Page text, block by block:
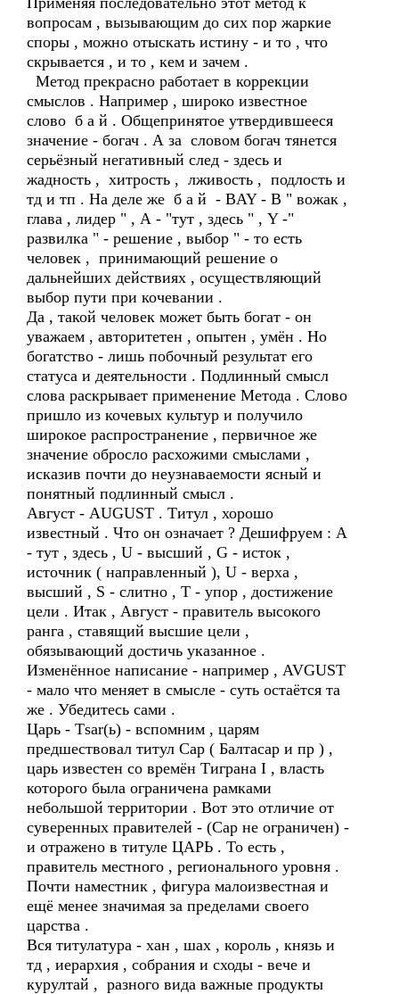
вопросам , вызывающим до сих пор жаркие
споры , можно отыскать истину - и то , что
скрывается , и то , кем и зачем .
Метод прекрасно работает в коррекции
смыслов . Например , широко известное
слово б а й . Общепринятое утвердившееся
значение - богач . А за словом богач тянется
серьёзный негативный след - здесь и
жадность , хитрость , лживость , подлость и
тд и тп . На деле же б а й - BAY - В " вожак ,
глава , лидер " , А - "тут , здесь " , Y -"
развилка " - решение , выбор " - то есть
человек , принимающий решение о
дальнейших действиях , осуществляющий
выбор пути при кочевании .
Да , такой человек может быть богат - он
уважаем , авторитетен , опытен , умён . Но
богатство - лишь побочный результат его
статуса и деятельности . Подлинный смысл
слова раскрывает применение Метода . Слово
пришло из кочевых культур и получило
широкое распространение , первичное же
значение обросло расхожими смыслами ,
исказив почти до неузнаваемости ясный и
понятный подлинный смысл .
Август - AUGUST . Титул , хорошо
известный . Что он означает ? Дешифруем : А
- тут , здесь , U - высший , G - исток ,
источник ( направленный ), U - верха ,
высший , S - слитно , T - упор , достижение
цели . Итак , Август - правитель высокого
ранга , ставящий высшие цели ,
обязывающий достичь указанное .
Изменённое написание - например , AVGUST
- мало что меняет в смысле - суть остаётся та
же . Убедитесь сами .
Царь - Тsar(ь) - вспомним , царям
предшествовал титул Сар ( Балтасар и пр ) ,
царь известен со времён Тиграна I , власть
которого была ограничена рамками
небольшой территории . Вот это отличие от
суверенных правителей - (Сар не ограничен) -
и отражено в титуле ЦАРЬ . То есть ,
правитель местного , регионального уровня .
Почти наместник , фигура малоизвестная и
ещё менее значимая за пределами своего
царства .
Вся титулатура - хан , шах , король , князь и
тд , иерархия , собрания и сходы - вече и
курултай , разного вида важные продукты